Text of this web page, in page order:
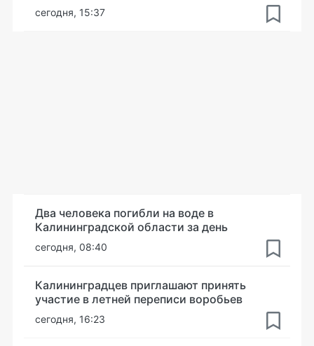
сегодня, 15:37
Два человека погибли на воде в
Калининградской области за день
сегодня, 08:40
Калининградцев приглашают принять
участие в летней переписи воробьев
сегодня, 16:23